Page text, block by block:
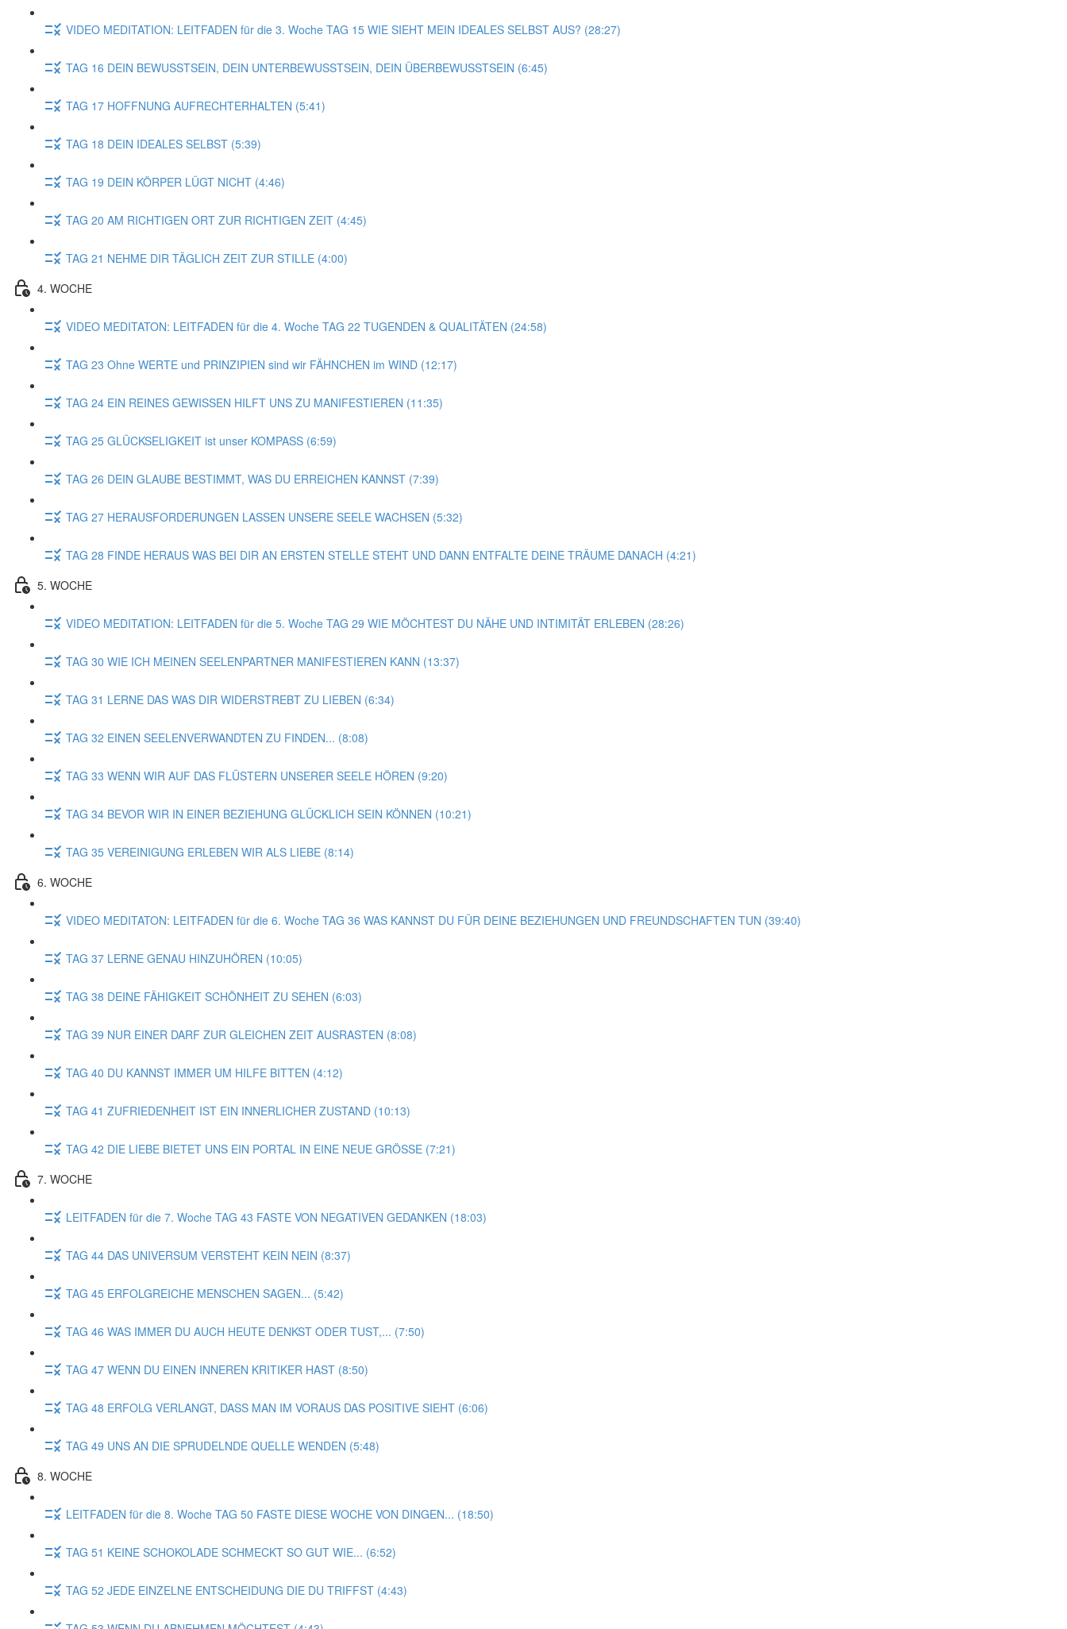
VIDEO MEDITATION: LEITFADEN für die 3. Woche TAG 15 WIE SIEHT MEIN IDEALES SELBST AUS? (28:27)
TAG 16 DEIN BEWUSSTSEIN, DEIN UNTERBEWUSSTSEIN, DEIN ÜBERBEWUSSTSEIN (6:45)
TAG 17 HOFFNUNG AUFRECHTERHALTEN (5:41)
TAG 18 DEIN IDEALES SELBST (5:39)
TAG 19 DEIN KÖRPER LÜGT NICHT (4:46)
TAG 20 AM RICHTIGEN ORT ZUR RICHTIGEN ZEIT (4:45)
TAG 21 NEHME DIR TÄGLICH ZEIT ZUR STILLE (4:00)
4. WOCHE
VIDEO MEDITATON: LEITFADEN für die 4. Woche TAG 22 TUGENDEN & QUALITÄTEN (24:58)
TAG 23 Ohne WERTE und PRINZIPIEN sind wir FÄHNCHEN im WIND (12:17)
TAG 24 EIN REINES GEWISSEN HILFT UNS ZU MANIFESTIEREN (11:35)
TAG 25 GLÜCKSELIGKEIT ist unser KOMPASS (6:59)
TAG 26 DEIN GLAUBE BESTIMMT, WAS DU ERREICHEN KANNST (7:39)
TAG 27 HERAUSFORDERUNGEN LASSEN UNSERE SEELE WACHSEN (5:32)
TAG 28 FINDE HERAUS WAS BEI DIR AN ERSTEN STELLE STEHT UND DANN ENTFALTE DEINE TRÄUME DANACH (4:21)
5. WOCHE
VIDEO MEDITATION: LEITFADEN für die 5. Woche TAG 29 WIE MÖCHTEST DU NÄHE UND INTIMITÄT ERLEBEN (28:26)
TAG 30 WIE ICH MEINEN SEELENPARTNER MANIFESTIEREN KANN (13:37)
TAG 31 LERNE DAS WAS DIR WIDERSTREBT ZU LIEBEN (6:34)
TAG 32 EINEN SEELENVERWANDTEN ZU FINDEN... (8:08)
TAG 33 WENN WIR AUF DAS FLÜSTERN UNSERER SEELE HÖREN (9:20)
TAG 34 BEVOR WIR IN EINER BEZIEHUNG GLÜCKLICH SEIN KÖNNEN (10:21)
TAG 35 VEREINIGUNG ERLEBEN WIR ALS LIEBE (8:14)
6. WOCHE
VIDEO MEDITATON: LEITFADEN für die 6. Woche TAG 36 WAS KANNST DU FÜR DEINE BEZIEHUNGEN UND FREUNDSCHAFTEN TUN (39:40)
TAG 37 LERNE GENAU HINZUHÖREN (10:05)
TAG 38 DEINE FÄHIGKEIT SCHÖNHEIT ZU SEHEN (6:03)
TAG 39 NUR EINER DARF ZUR GLEICHEN ZEIT AUSRASTEN (8:08)
TAG 40 DU KANNST IMMER UM HILFE BITTEN (4:12)
TAG 41 ZUFRIEDENHEIT IST EIN INNERLICHER ZUSTAND (10:13)
TAG 42 DIE LIEBE BIETET UNS EIN PORTAL IN EINE NEUE GRÖSSE (7:21)
7. WOCHE
LEITFADEN für die 7. Woche TAG 43 FASTE VON NEGATIVEN GEDANKEN (18:03)
TAG 44 DAS UNIVERSUM VERSTEHT KEIN NEIN (8:37)
TAG 45 ERFOLGREICHE MENSCHEN SAGEN... (5:42)
TAG 46 WAS IMMER DU AUCH HEUTE DENKST ODER TUST,... (7:50)
TAG 47 WENN DU EINEN INNEREN KRITIKER HAST (8:50)
TAG 48 ERFOLG VERLANGT, DASS MAN IM VORAUS DAS POSITIVE SIEHT (6:06)
TAG 49 UNS AN DIE SPRUDELNDE QUELLE WENDEN (5:48)
8. WOCHE
LEITFADEN für die 8. Woche TAG 50 FASTE DIESE WOCHE VON DINGEN... (18:50)
TAG 51 KEINE SCHOKOLADE SCHMECKT SO GUT WIE... (6:52)
TAG 52 JEDE EINZELNE ENTSCHEIDUNG DIE DU TRIFFST (4:43)